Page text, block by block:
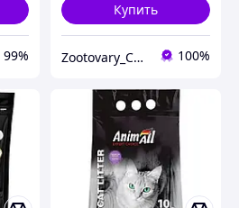
99%
Купить
Zootovary_Cat&Dog 100%